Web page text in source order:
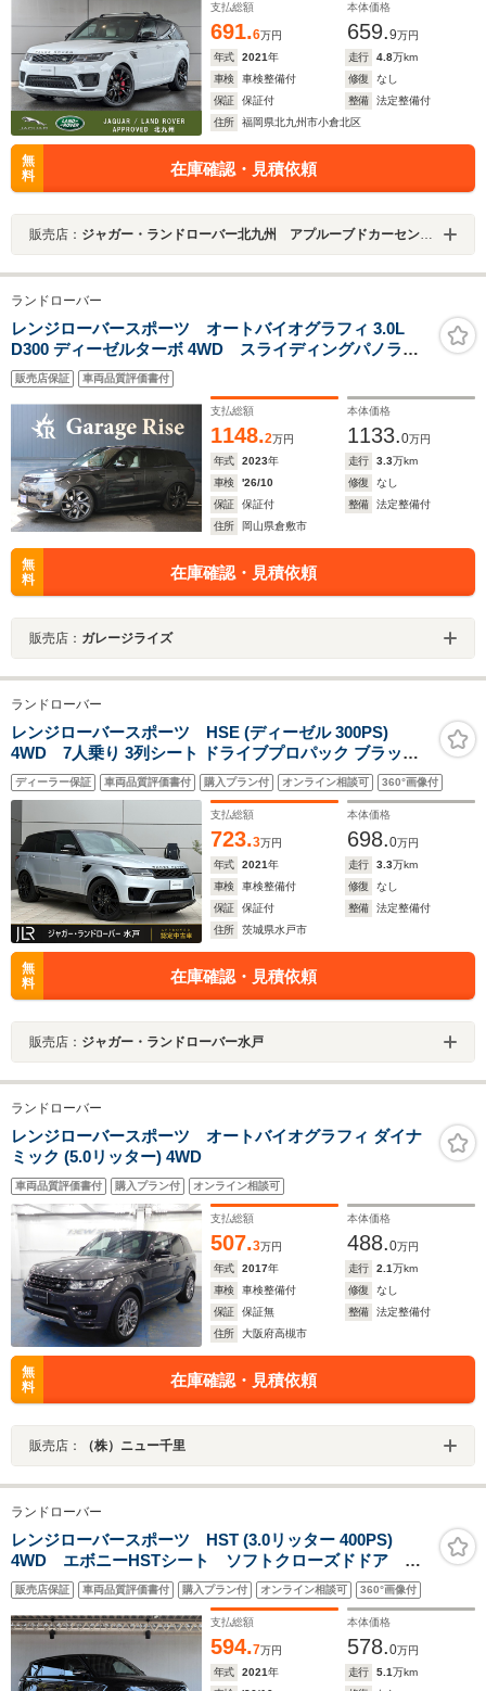
支払総額
691.6万円
本体価格
659.9万円
年式
2021年 走行 4.8万km
車検
車検整備付 修復
なし
保証
保証付 整備
法定整備付
住所
福岡県北九州市小倉北区
無
料
在庫確認・見積依頼
販売店： ジャガー・ランドローバー北九州 アプルーブドカーセンター
ランドローバー
レンジローバースポーツ オートバイオグラフィ 3.0L
D300 ディーゼルターボ 4WD スライディングパノラマ
ルーフ 電動サイドステップ 23インチAW MERIDIAM
サウンド 360度ドライブレコーダー デジタルインナー
ミラー クールボックス ベンチレーションシート
販売店保証 車両品質評価書付
支払総額
1148.2万円
本体価格
1133.0万円
年式
2023年 走行 3.3万km
車検
'26/10 修復
なし
保証
保証付 整備
法定整備付
住所
岡山県倉敷市
無
料
在庫確認・見積依頼
販売店： ガレージライズ
ランドローバー
レンジローバースポーツ HSE (ディーゼル 300PS)
4WD 7人乗り 3列シート ドライブプロパック ブラック
パック 21インチスタイル9001グロスブラックアルミホイ
ール ピクセルLEDヘッドライト ハクバシルバー 3ゾーン
クライメートコントロール
ディーラー保証 車両品質評価書付 購入プラン付 オンライン相談可 360°画像付
支払総額
723.3万円
本体価格
698.0万円
年式
2021年 走行 3.3万km
車検
車検整備付 修復
なし
保証
保証付 整備
法定整備付
住所
茨城県水戸市
無
料
在庫確認・見積依頼
販売店： ジャガー・ランドローバー水戸
ランドローバー
レンジローバースポーツ オートバイオグラフィ ダイナ
ミック (5.0リッター) 4WD
車両品質評価書付 購入プラン付 オンライン相談可
支払総額
507.3万円
本体価格
488.0万円
年式
2017年 走行 2.1万km
車検
車検整備付 修復
なし
保証
保証無 整備
法定整備付
住所
大阪府高槻市
無
料
在庫確認・見積依頼
販売店： （株）ニュー千里
ランドローバー
レンジローバースポーツ HST (3.0リッター 400PS)
4WD エボニーHSTシート ソフトクローズドドア パ
ノラマサンルーフ ドライバ―アシストパック カーボ
ンエクステリアパック MERIDIANサウンド 21インチ
ホイール ナビTV ドラレコ 記録簿
販売店保証 車両品質評価書付 購入プラン付 オンライン相談可 360°画像付
支払総額
594.7万円
本体価格
578.0万円
年式
2021年 走行 5.1万km